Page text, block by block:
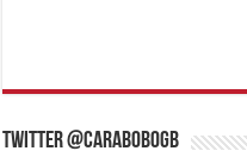
Twitter @CaraboboGB